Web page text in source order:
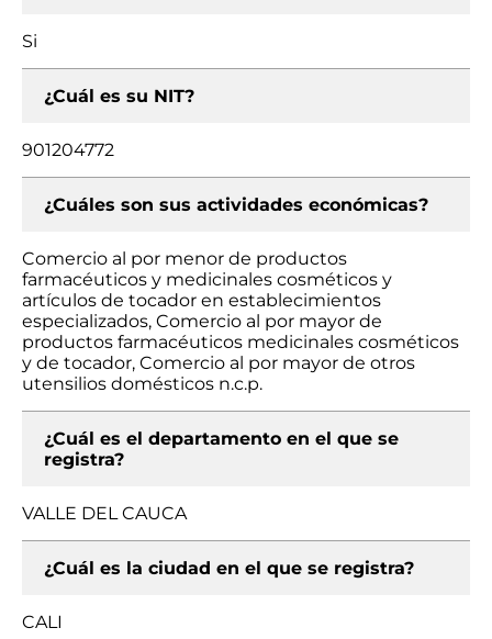
Si
¿Cuál es su NIT?
901204772
¿Cuáles son sus actividades económicas?
Comercio al por menor de productos
farmacéuticos y medicinales cosméticos y
artículos de tocador en establecimientos
especializados, Comercio al por mayor de
productos farmacéuticos medicinales cosméticos
y de tocador, Comercio al por mayor de otros
utensilios domésticos n.c.p.
¿Cuál es el departamento en el que se
registra?
VALLE DEL CAUCA
¿Cuál es la ciudad en el que se registra?
CALI